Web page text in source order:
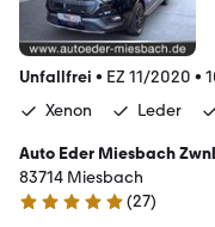
Unfallfrei • EZ 11/2020 •
Xenon
Leder
Auto Eder Miesbach
83714 Miesbach
4.8 Sterne
(27)